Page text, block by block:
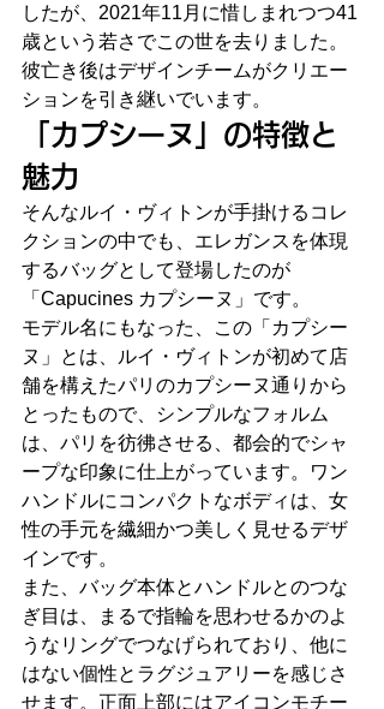
したが、2021年11月に惜しまれつつ41
歳という若さでこの世を去りました。
彼亡き後はデザインチームがクリエー
ションを引き継いでいます。
「カプシーヌ」の特徴と
魅力
そんなルイ・ヴィトンが手掛けるコレ
クションの中でも、エレガンスを体現
するバッグとして登場したのが
「Capucines カプシーヌ」です。
モデル名にもなった、この「カプシー
ヌ」とは、ルイ・ヴィトンが初めて店
舗を構えたパリのカプシーヌ通りから
とったもので、シンプルなフォルム
は、パリを彷彿させる、都会的でシャ
ープな印象に仕上がっています。ワン
ハンドルにコンパクトなボディは、女
性の手元を繊細かつ美しく見せるデザ
インです。
また、バッグ本体とハンドルとのつな
ぎ目は、まるで指輪を思わせるかのよ
うなリングでつなげられており、他に
はない個性とラグジュアリーを感じさ
せます。正面上部にはアイコンモチー